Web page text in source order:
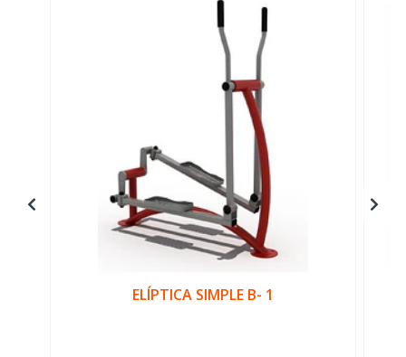
ELÍPTICA SIMPLE B- 1